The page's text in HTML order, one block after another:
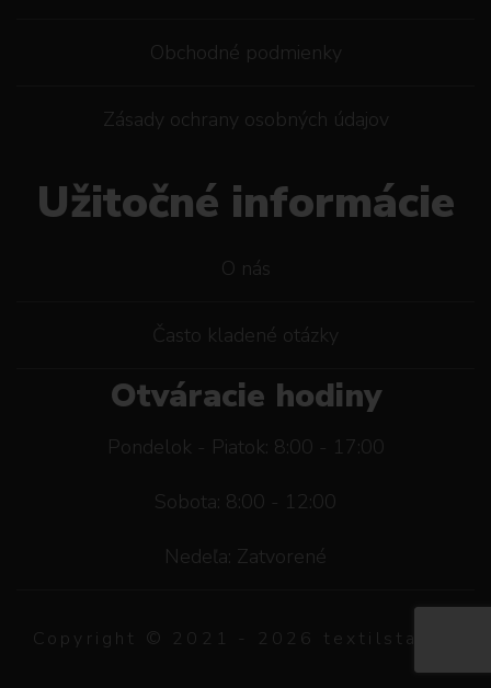
Obchodné podmienky
Zásady ochrany osobných údajov
Užitočné informácie
O nás
Často kladené otázky
Otváracie hodiny
Pondelok - Piatok: 8:00 - 17:00
Sobota: 8:00 - 12:00
Nedeľa: Zatvorené
Copyright © 2021 - 2026 textilstar.sk